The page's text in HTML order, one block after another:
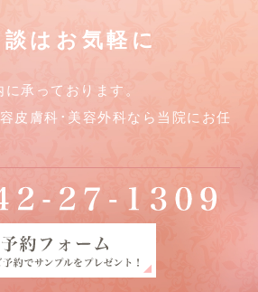
談はお気軽に
承っております。
皮膚科･美容外科なら当院にお任